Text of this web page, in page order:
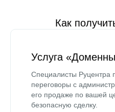
Как
Услуга
Специалисты Руцентра
переговоры с
его продаже по вашей
безопасную сделку.